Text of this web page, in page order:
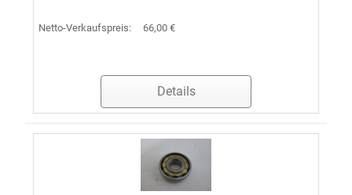
Netto-Verkaufspreis: 66,00 €
Details